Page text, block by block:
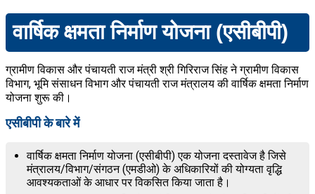
वार्षिक क्षमता निर्माण योजना (एसीबीपी)
ग्रामीण विकास और पंचायती राज मंत्री श्री गिरिराज सिंह ने ग्रामीण विकास
विभाग, भूमि संसाधन विभाग और पंचायती राज मंत्रालय की वार्षिक क्षमता निर्माण
योजना शुरू की।
एसीबीपी के बारे में
वार्षिक क्षमता निर्माण योजना (एसीबीपी) एक योजना दस्तावेज है जिसे
मंत्रालय/विभाग/संगठन (एमडीओ) के अधिकारियों की योग्यता वृद्धि
आवश्यकताओं के आधार पर विकसित किया जाता है।